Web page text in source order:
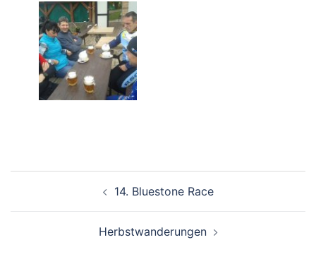
14. Bluestone Race
Herbstwanderungen